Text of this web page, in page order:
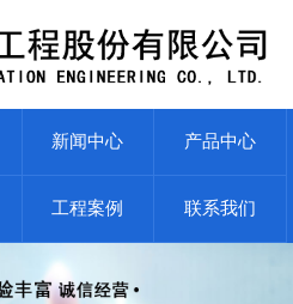
新闻中心 产品中心
工程案例 联系我们